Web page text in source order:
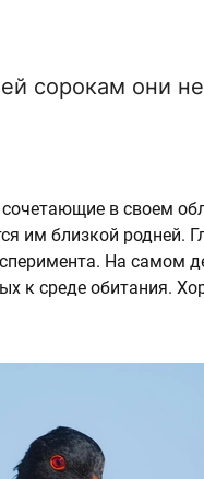
сорокам они
в своем
им близкой родней.
На самом
к среде обитания.